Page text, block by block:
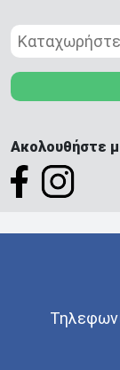
Ακολουθήστε